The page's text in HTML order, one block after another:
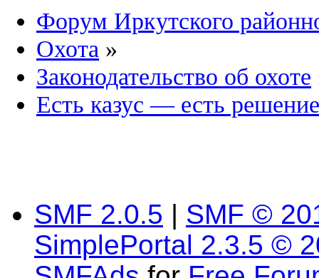
Форум Иркутского
Охота »
Законодательство об охоте
Есть казус — есть решение
SMF 2.0.5 | SMF ©
SimplePortal 2.3.5 ©